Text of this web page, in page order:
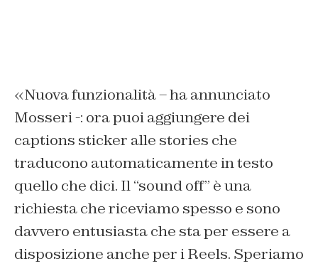
«Nuova funzionalità – ha annunciato
Mosseri -: ora puoi aggiungere dei
captions sticker alle stories che
traducono automaticamente in testo
quello che dici. Il “sound off” è una
richiesta che riceviamo spesso e sono
davvero entusiasta che sta per essere a
disposizione anche per i Reels. Speriamo